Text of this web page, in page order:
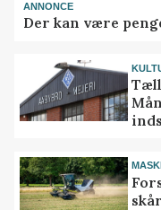
ANNONCE
Der kan være